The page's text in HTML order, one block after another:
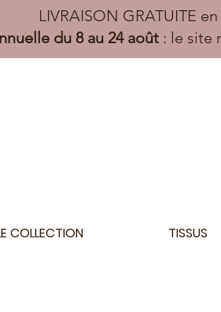
LIVRAISON GRATUITE
du 8 au 24 août: le site
COLLECTION TISSUS